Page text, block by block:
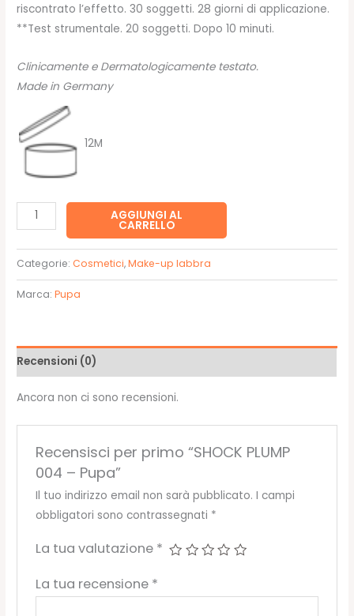
riscontrato l’effetto. 30 soggetti. 28 giorni di applicazione.
**Test strumentale. 20 soggetti. Dopo 10 minuti.
Clinicamente e Dermatologicamente testato.
Made in Germany
12M
SHOCK
PLUMP
004
-
Pupa
AGGIUNGI AL
CARRELLO
Categorie:Cosmetici,Make-up labbra
Marca:Pupa
Recensioni (0)
Ancora non ci sono recensioni.
Recensisci per primo “SHOCK PLUMP
004 – Pupa”
Il tuo indirizzo email non sarà pubblicato. I campi
obbligatori sono contrassegnati *
La tua valutazione *
La tua recensione *